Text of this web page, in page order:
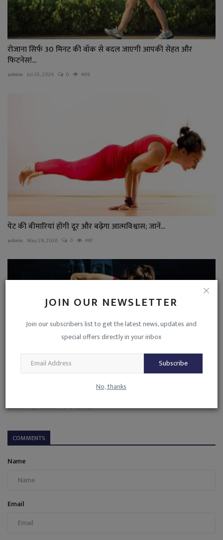
JOIN OUR NEWSLETTER
Join our subscribers list to get the latest news, updates and
special offers directly in your inbox
Subscribe
No, thanks
रोजाना सिर्फ 30 मिनट की वॉक से बदल जाएगी आपकी सेहत और
फिटनेस!...
admin Jul 25, 2026 0 469
पेट की बीमारियां होंगी दूर और बढ़ेगा आत्मविश्वास; जानें...
admin May 29, 2026 0 491
क्या गर्मियों में हैवी वर्कआउट करना खतरनाक है? जानें क्या...
admin May 16, 2026 0 263
COMMENTS
Name
Email